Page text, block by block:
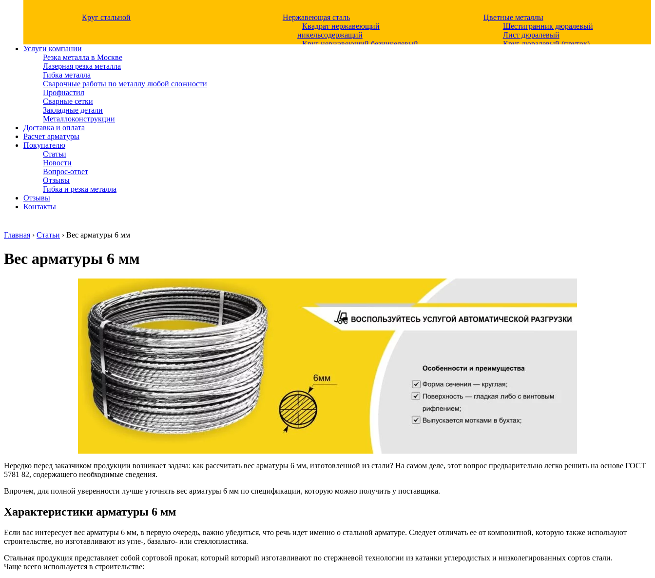
Круг стальной
Нержавеющая сталь
Квадрат нержавеющий
никельсодержащий
Круг нержавеющий безникелевый
Цветные металлы
Шестигранник дюралевый
Лист дюралевый
Круг дюралевый (пруток)
Лента медная
Круг бронзовый (пруток)
Олово, cвинец, цинк, нихром
Качественные стали
Конструкционная сталь
Круг горячекатаный конструкционный
Поковка
Шестигранник горячекатаный
конструкционный
Инструментальная сталь
Труба оцинкованная
Трубы полипропиленовые PP-R
Заглушки стальные
Тройники стальные
Опоры стальные
Воздухоотводчики
Фитинги
Фитинги резьбовые стальные
Хомуты стальные
БУ трубы
Услуги компании
Резка металла в Москве
Лазерная резка металла
Гибка металла
Сварочные работы по металлу любой сложности
Профнастил
Сварные сетки
Закладные детали
Металлоконструкции
Доставка и оплата
Расчет арматуры
Покупателю
Статьи
Новости
Вопрос-ответ
Отзывы
Гибка и резка металла
Отзывы
Контакты
Главная › Статьи › Вес арматуры 6 мм
Вес арматуры 6 мм
Нередко перед заказчиком продукции возникает задача: как рассчитать вес арматуры 6 мм, изготовленной из стали? На самом деле, этот вопрос предварительно легко решить на основе ГОСТ
5781 82, содержащего необходимые сведения.
Впрочем, для полной уверенности лучше уточнять вес арматуры 6 мм по спецификации, которую можно получить у поставщика.
Характеристики арматуры 6 мм
Если вас интересует вес арматуры 6 мм, в первую очередь, важно убедиться, что речь идет именно о стальной арматуре. Следует отличать ее от композитной, которую также используют
строительстве, но изготавливают из угле-, базальто- или стеклопластика.
Стальная продукция представляет собой сортовой прокат, который который изготавливают по стержневой технологии из катанки углеродистых и низколегированных сортов стали.
Чаще всего используется в строительстве: